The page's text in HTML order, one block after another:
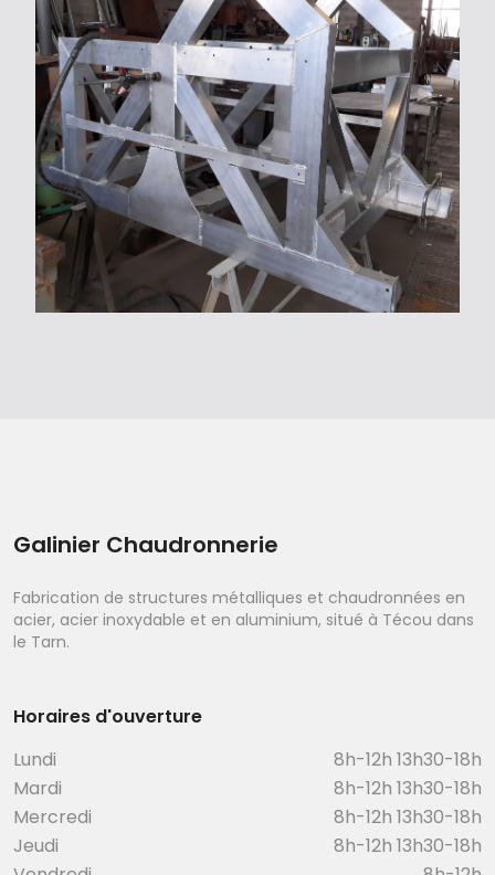
Galinier Chaudronnerie
Fabrication de structures métalliques et chaudronnées en
acier, acier inoxydable et en aluminium, situé à Técou dans
le Tarn.
Horaires d'ouverture
Lundi
8h-12h 13h30-18h
Mardi
8h-12h 13h30-18h
Mercredi
8h-12h 13h30-18h
Jeudi
8h-12h 13h30-18h